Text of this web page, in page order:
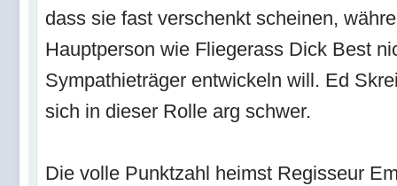
dass sie fast verschenkt scheinen,
Hauptperson wie Fliegerass Dick Best
Sympathieträger entwickeln will. Ed
sich in dieser Rolle arg schwer.
Die volle Punktzahl heimst Regisseur